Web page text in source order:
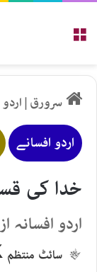
سرورق|
اردو افسانے
خدا کی
اردو
سائٹ منتظم